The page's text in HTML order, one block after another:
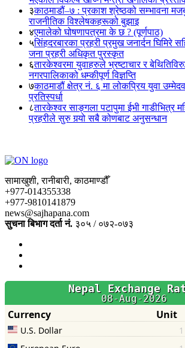
३काठमाडौं–७ : प्रकाश श्रेष्ठको सम्भावना
राजनीतिक विश्लेषकहरूको बुझाइ
४एमालेको घोषणापत्रमा के छ ? (पूर्णपाठ)
५सिंहदरबारका प्रहरी प्रमुख जनार्दन घिमिरे
जना प्रहरी अधिकृत पुरस्कृत
६तारकेश्वरमा युवाहरुले भ्रष्टाचार र
नगरपालिकाको धम्कीपूर्ण विज्ञप्ति
७काठमाडौं क्षेत्र नं. ६ मा लोकप्रिय युवा
प्रतिस्पर्धा
८तारकेश्वर साङ्गला पटापुमा ईभी गाडीभित्र
प्रहरीले सुरु गर्‍यो सबै कोणबाट अनुसन्धान
सामाखुशी, रानीबारी, काठमाण्डौँ
+977-014355338
+977-9810141879
news@sajhapana.com
सुचना बिभाग दर्ता नं. ३०५ / ०७२-०७३